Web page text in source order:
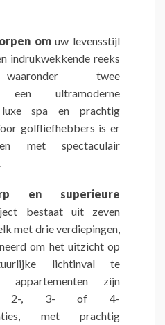
omuw levensstijl
indrukwekkende reeks
waaronder twee
een ultramoderne
luxe spa en prachtig
golfliefhebbers is er
met spectaculair
en superieure
bestaat uit zeven
met drie verdiepingen,
om het uitzicht op
lichtinval te
appartementen zijn
in 2-, 3- of 4-
met prachtig